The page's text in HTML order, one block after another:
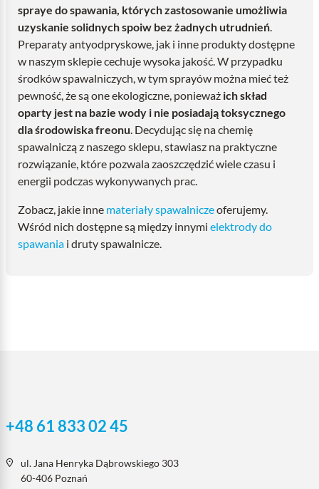
spraye do spawania, których zastosowanie umożliwia
uzyskanie solidnych spoiw bez żadnych utrudnień.
Preparaty antyodpryskowe, jak i inne produkty dostępne
w naszym sklepie cechuje wysoka jakość. W przypadku
środków spawalniczych, w tym sprayów można mieć też
pewność, że są one ekologiczne, ponieważ ich skład
oparty jest na bazie wody i nie posiadają toksycznego
dla środowiska freonu. Decydując się na chemię
spawalniczą z naszego sklepu, stawiasz na praktyczne
rozwiązanie, które pozwala zaoszczędzić wiele czasu i
energii podczas wykonywanych prac.
Zobacz, jakie inne materiały spawalniczeoferujemy.
Wśród nich dostępne są między innymi elektrody do
spawania i druty spawalnicze.
+48 61 833 02 45
ul. Jana Henryka Dąbrowskiego 303
60-406 Poznań